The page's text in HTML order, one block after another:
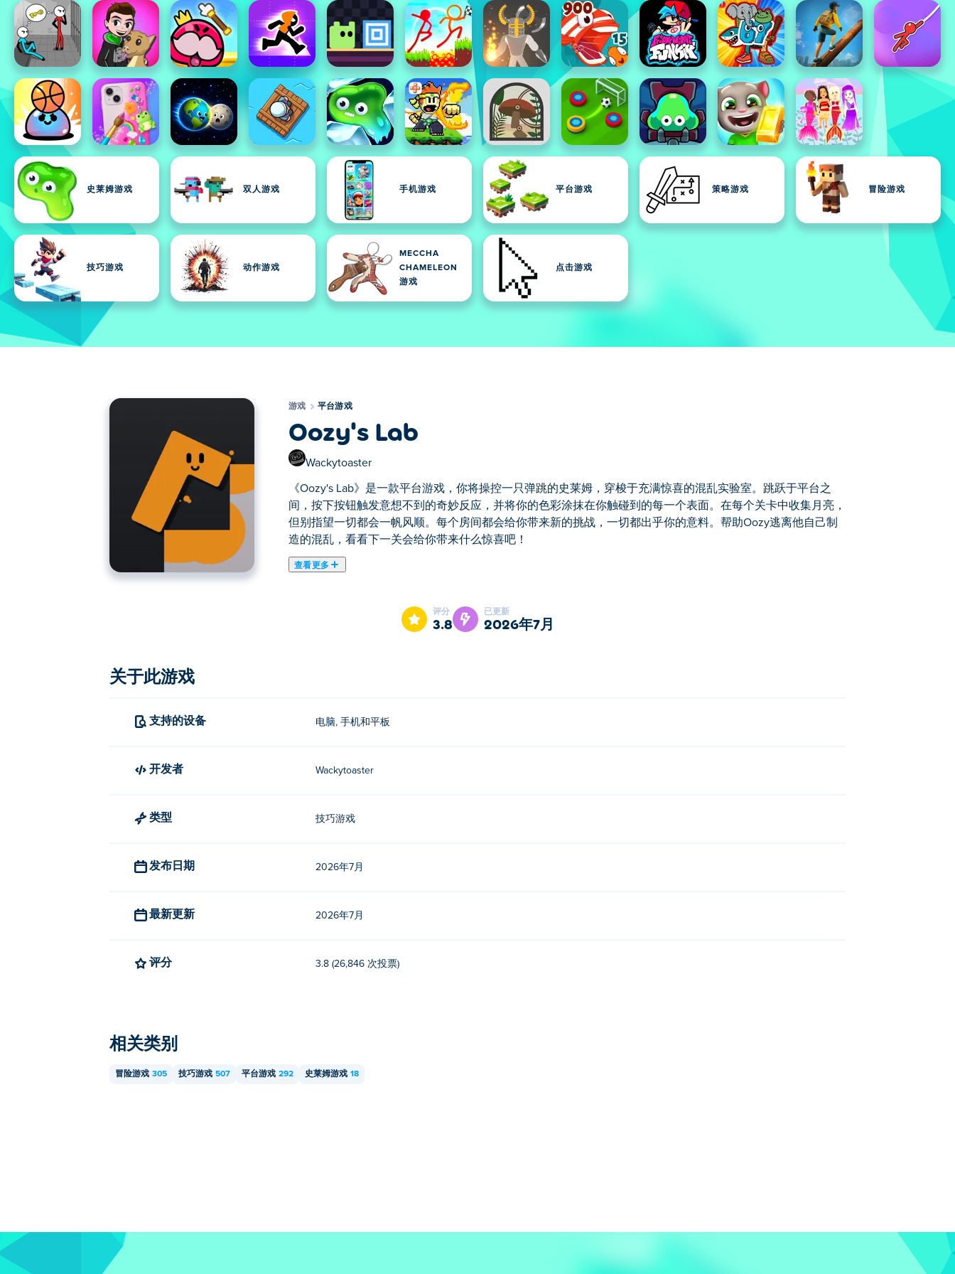
史莱姆游戏 双人游戏 手机游戏 平台游戏 策略游戏 冒险游戏
技巧游戏 动作游戏
MECCHA
CHAMELEON
游戏
点击游戏
游戏 平台游戏
Oozy's Lab
Wackytoaster
《Oozy's Lab》是一款平台游戏，你将操控一只弹跳的史莱姆，穿梭于充满惊喜的混乱实验室。跳跃于平台之
间，按下按钮触发意想不到的奇妙反应，并将你的色彩涂抹在你触碰到的每一个表面。在每个关卡中收集月亮，
但别指望一切都会一帆风顺。每个房间都会给你带来新的挑战，一切都出乎你的意料。帮助Oozy逃离他自己制
造的混乱，看看下一关会给你带来什么惊喜吧！
查看更多
《Oozy's Lab》是一款平台游戏，你将操控一只弹跳的史莱姆，穿梭于充满惊喜的混乱实验室。跳跃于平台之间，按下按钮触发意想不到的奇妙反
出乎你的意料。帮助Oozy逃离他自己制造的混乱，看看下一关会给你带来什么惊喜吧！
跳跃：W 键或向上箭头键
重生：R
Oozy's Lab 由 Wackytoaster 制作。这是他们在 Poki! 上的第一款游戏。
你可以在 Poki 上免费玩 Oozy's Lab。
我可以在手机和电脑上玩《Oozy's Lab》吗？
评分
3.8
已更新
2026年7月
关于此游戏
支持的设备 电脑, 手机和平板
开发者 Wackytoaster
类型 技巧游戏
发布日期 2026年7月
最新更新 2026年7月
评分 3.8 (26,846 次投票)
相关类别
冒险游戏 305 技巧游戏 507 平台游戏 292 史莱姆游戏 18